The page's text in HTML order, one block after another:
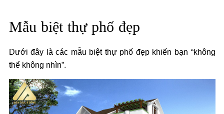
Mẫu biệt thự phố đẹp
Dưới đây là các mẫu biệt thự phố đẹp khiến bạn “không
thể không nhìn”.